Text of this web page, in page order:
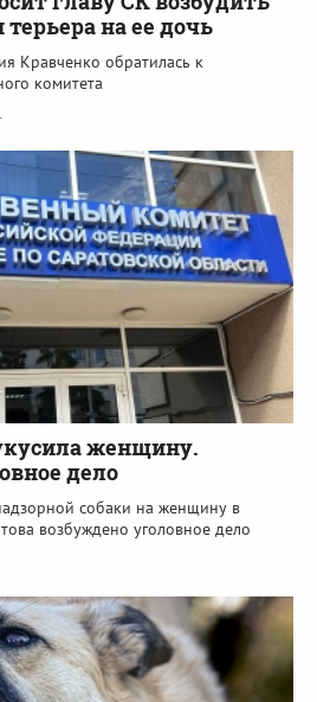
на ее дочь
Кравченко обратилась к
комитета
женщину.
дело
собаки на женщину в
возбуждено уголовное дело